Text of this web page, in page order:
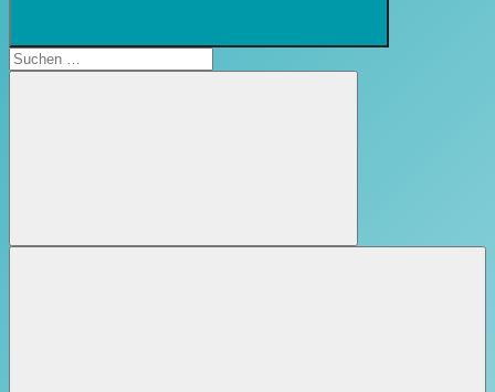
öffnen
Suchen
nach:
Suchen